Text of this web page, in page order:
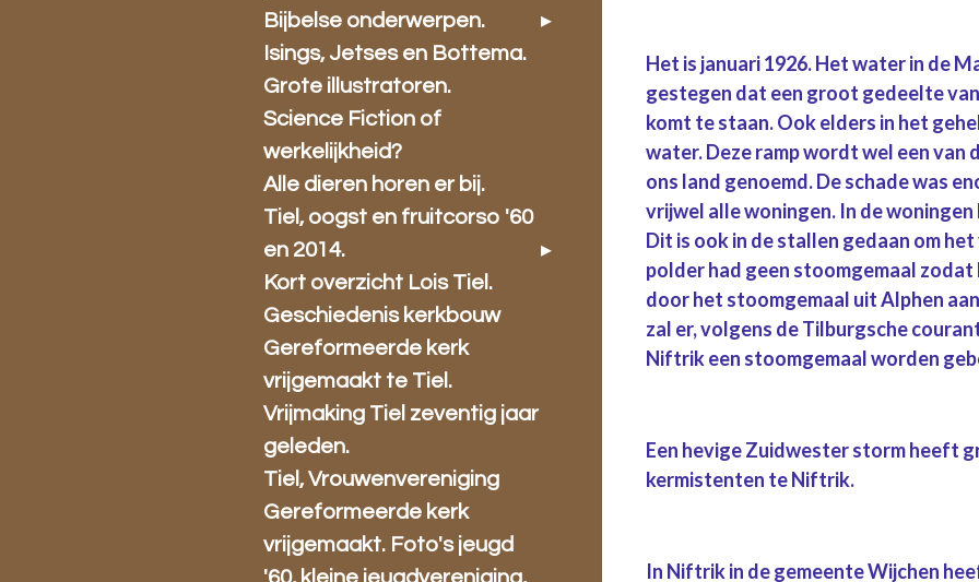
Het is januari 1926. Het water in de
gestegen dat een groot gedeelte
komt te staan. Ook elders in het
water. Deze ramp wordt wel een
ons land genoemd. De schade was
vrijwel alle woningen. In de
Dit is ook in de stallen gedaan om
polder had geen stoomgemaal
door het stoomgemaal uit Alphen
zal er, volgens de Tilburgsche
Niftrik een stoomgemaal worden
Een hevige Zuidwester storm heeft
kermistenten te Niftrik.
In Niftrik in de gemeente Wijchen
Bijbelse onderwerpen.
Isings, Jetses en Bottema.
Grote illustratoren.
Science Fiction of
werkelijkheid?
Alle dieren horen er bij.
Tiel, oogst en fruitcorso '60
en 2014.
Kort overzicht Lois Tiel.
Geschiedenis kerkbouw
Gereformeerde kerk
vrijgemaakt te Tiel.
Vrijmaking Tiel zeventig jaar
geleden.
Tiel, Vrouwenvereniging
Gereformeerde kerk
vrijgemaakt. Foto's jeugd
'60, kleine jeugdvereniging,